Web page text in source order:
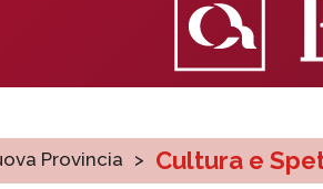
Provincia > Cultura e